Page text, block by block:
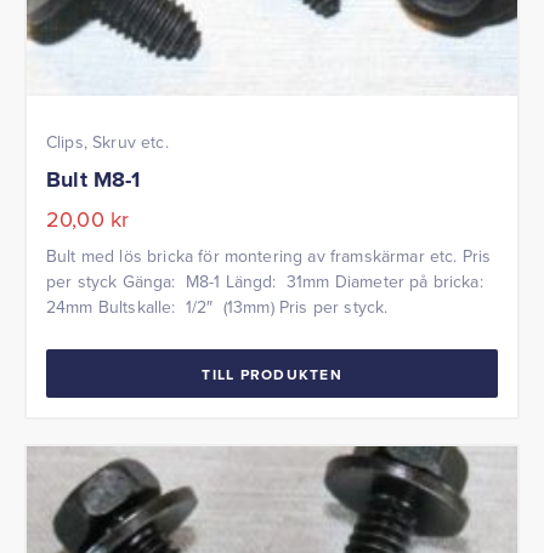
Clips, Skruv etc.
Bult M8-1
20,00 kr
Bult med lös bricka för montering av framskärmar etc. Pris
per styck Gänga: M8-1 Längd: 31mm Diameter på bricka:
24mm Bultskalle: 1/2″ (13mm) Pris per styck.
TILL PRODUKTEN